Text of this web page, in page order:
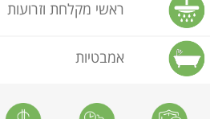
ראשי מקלחת וזרועות
אמבטיות